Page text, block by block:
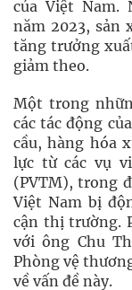
của Việt Nam.
năm 2023, sản
tăng trưởng
giảm theo.
Một trong
các tác động
cầu, hàng hóa
lực từ các vụ
(PVTM), trong
Việt Nam bị
cận thị trường.
với ông Chu
Phòng vệ
về vấn đề này.